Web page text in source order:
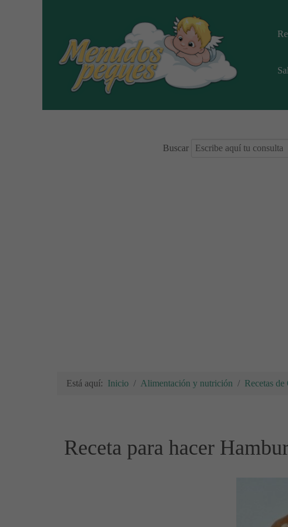
Buscar
Está aquí: Inicio Alimentación y nutrición Recetas de
Receta para hacer